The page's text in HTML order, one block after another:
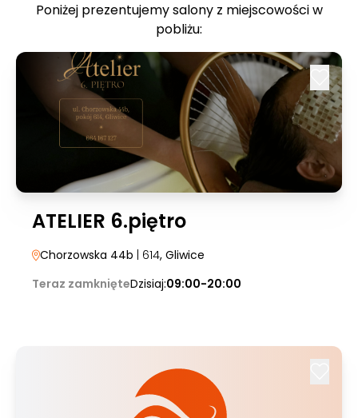
Poniżej prezentujemy salony z miejscowości w
pobliżu:
ATELIER 6.piętro
Chorzowska 44b | 614, Gliwice
Teraz zamknięteDzisiaj:09:00-20:00